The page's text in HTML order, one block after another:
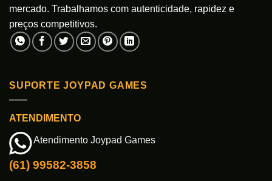
mercado. Trabalhamos com autenticidade, rapidez e
preços competitivos.
SUPORTE JOYPAD GAMES
ATENDIMENTO
Atendimento Joypad Games
(61) 99582-3858